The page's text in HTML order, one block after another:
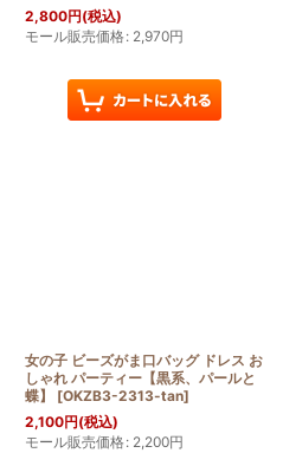
2,800円(税込)
モール販売価格: 2,970円
女の子 ビーズがま口バッグ ドレス お
しゃれ パーティー【黒系、パールと
蝶】
[OKZB3-2313-tan]
2,100円(税込)
モール販売価格: 2,200円